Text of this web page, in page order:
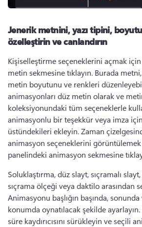
Jenerik metnini, yazı tipini,
özelleştirin ve canlandırın
Kişiselleştirme seçeneklerini açmak
metin sekmesine tıklayın. Burada
metin boyutunu ve renkleri
animasyonları düz metin olarak ve
koleksiyonundaki tüm seçeneklerle
animasyonlu bir teşekkür veya imza
üstündekileri ekleyin. Zaman
animasyon seçeneklerini
panelindeki animasyon sekmesine
Soluklaştırma, düz slayt, sıçramalı
Animasyonu başlığın başında,
konumda oynatılacak şekilde ayarlayın.
süre kaydırıcısını sürükleyin ve seçili